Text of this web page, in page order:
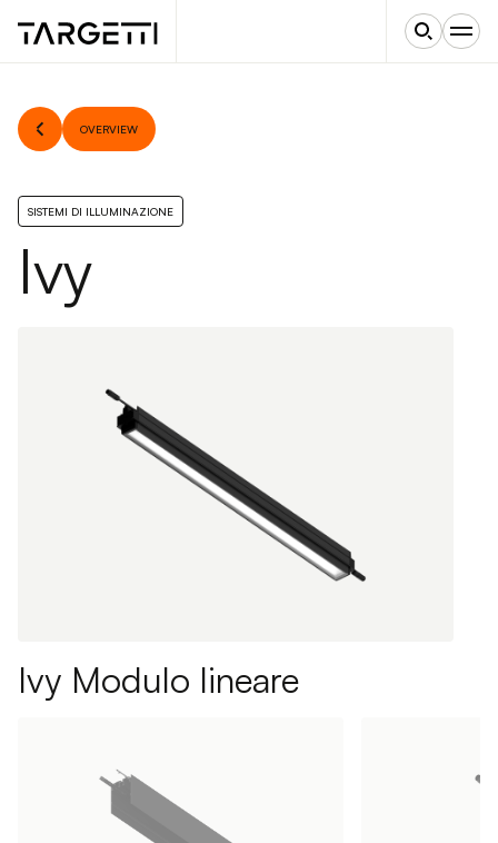
OVERVIEW
SISTEMI DI ILLUMINAZIONE
Ivy
Ivy Modulo lineare